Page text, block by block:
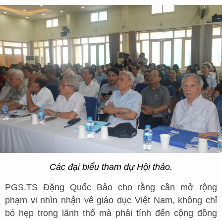
Các đại biểu tham dự Hội thảo.
PGS.TS Đặng Quốc Bảo cho rằng cần mở rộng
phạm vi nhìn nhận về giáo dục Việt Nam, không chỉ
bó hẹp trong lãnh thổ mà phải tính đến cộng đồng